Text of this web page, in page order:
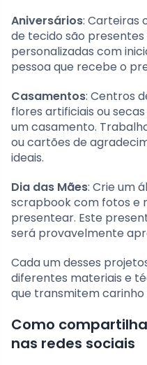
Aniversários: Carteiras
de tecido são
personalizadas com
pessoa que recebe o
Casamentos: Centros
flores artificiais ou
um casamento.
ou cartões de
ideais.
Dia das Mães: Crie um
scrapbook com fotos e
presentear. Este
será provavelmente
Cada um desses
diferentes materiais e
que transmitem
Como
nas redes sociais